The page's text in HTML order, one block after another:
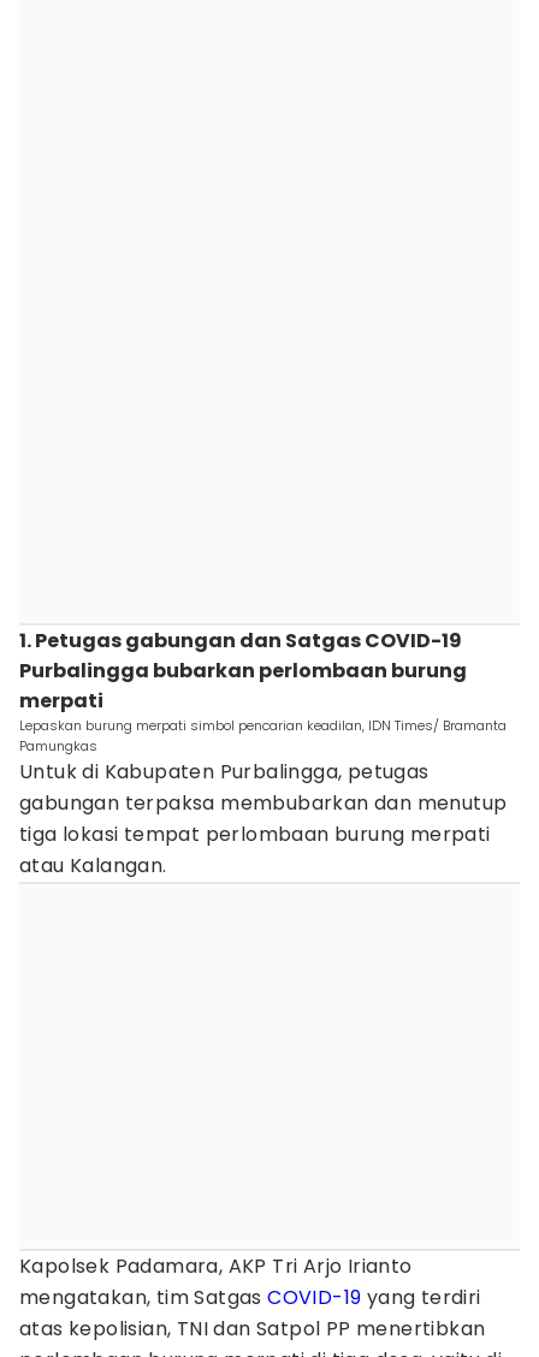
1. Petugas gabungan dan Satgas COVID-19
Purbalingga bubarkan perlombaan burung
merpati
Lepaskan burung merpati simbol pencarian keadilan, IDN Times/ Bramanta
Pamungkas
Untuk di Kabupaten Purbalingga, petugas
gabungan terpaksa membubarkan dan menutup
tiga lokasi tempat perlombaan burung merpati
atau Kalangan.
Kapolsek Padamara, AKP Tri Arjo Irianto
mengatakan, tim SatgasCOVID-19 yang terdiri
atas kepolisian, TNI dan Satpol PP menertibkan